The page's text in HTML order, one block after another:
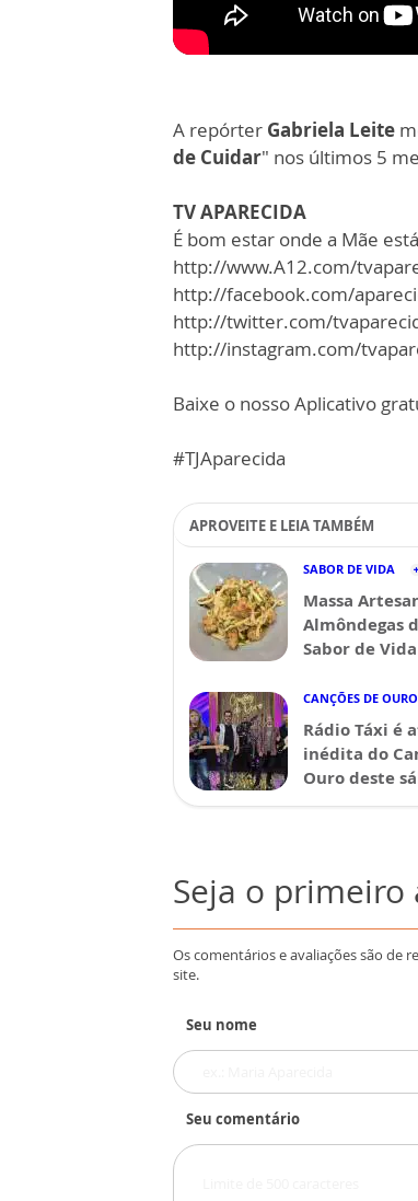
A repórter Gabriela Leite
de Cuidar" nos últimos 5
TV APARECIDA
É bom estar onde a Mãe
http://www.A12.com/
http://facebook.com/
http://twitter.com/
http://instagram.com/
Baixe o nosso Aplicativo
#TJAparecida
APROVEITE E LEIA TAMBÉM
SABOR DE VIDA
Massa
Almôndegas
Sabor de Vida
CANÇÕES DE OURO
Rádio Táxi é
inédita do
Ouro deste
Seja o
Os comentários e avaliações são de
site.
Seu nome
Seu comentário